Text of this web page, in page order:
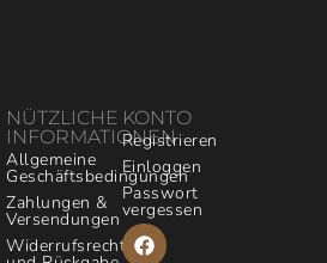
NÜTZLICHE
INFORMATIONEN
Allgemeine
Geschäftsbedingungen
Zahlungen &
Versendungen
Widerrufsrecht
KONTO
Registrieren
Einloggen
Passwort
vergessen